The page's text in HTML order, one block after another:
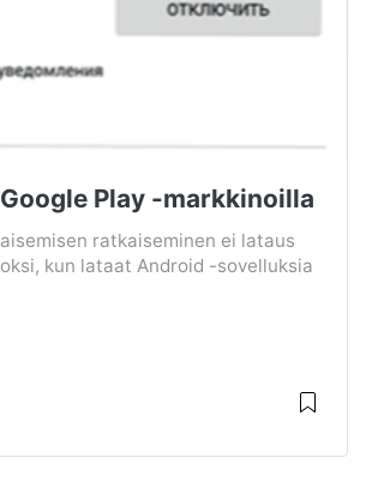
Play -markkinoilla
ratkaiseminen ei lataus
kun lataat Android -sovelluksia